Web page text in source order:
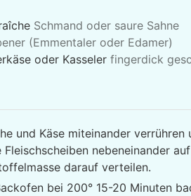
Schmand oder saure Sahne
(Emmentaler oder Edamer)
oder Kasseler fingerdick
und Käse miteinander
Fleischscheiben nebeneinander
darauf verteilen.
bei 200° 15-20 Minuten